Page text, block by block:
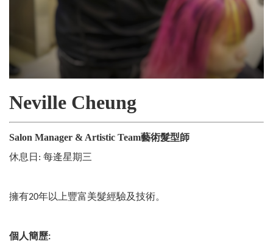
Neville Cheung
Salon Manager & Artistic Team藝術髮型師
休息日 : 每逄星期三
擁有20年以上豐富美髮經驗及技術。
個人簡歷: